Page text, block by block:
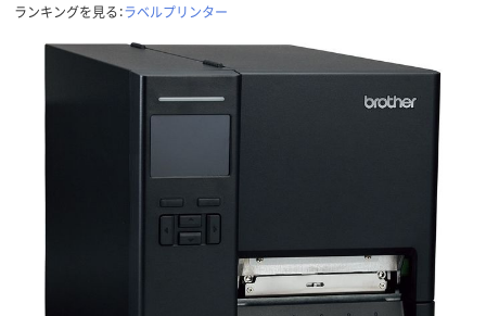
ランキングを見る：ラベルプリンター